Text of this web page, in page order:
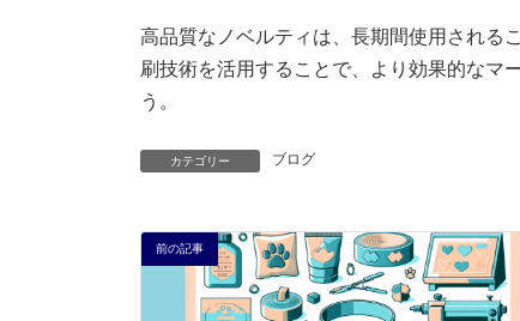
高品質なノベルティは、長期間使用される
刷技術を活用することで、より効果的なマ
う。
カテゴリー ブログ
前の記事